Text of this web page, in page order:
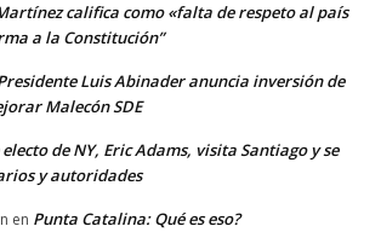
califica como «falta de respeto al país
a la Constitución”
Luis Abinader anuncia inversión de
Malecón SDE
de NY, Eric Adams, visita Santiago y se
y autoridades
en Punta Catalina: Qué es eso?